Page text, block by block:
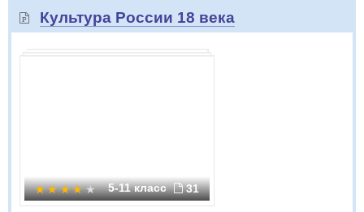
Культура России 18 века
5-11 класс 31